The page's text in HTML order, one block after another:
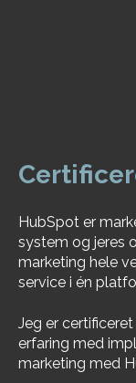
HubSpot er
system og jeres
marketing hele
service i én
Jeg er
erfaring med
marketing med